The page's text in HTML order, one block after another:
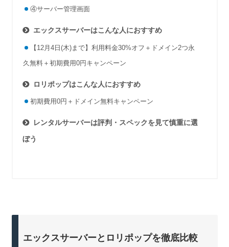
④サーバー管理画面
エックスサーバーはこんな人におすすめ
【12月4日(木)まで】利用料金30%オフ＋ドメイン2つ永
久無料＋初期費用0円キャンペーン
ロリポップはこんな人におすすめ
初期費用0円＋ドメイン無料キャンペーン
レンタルサーバーは評判・スペックを見て慎重に選
ぼう
エックスサーバーとロリポップを徹底比較